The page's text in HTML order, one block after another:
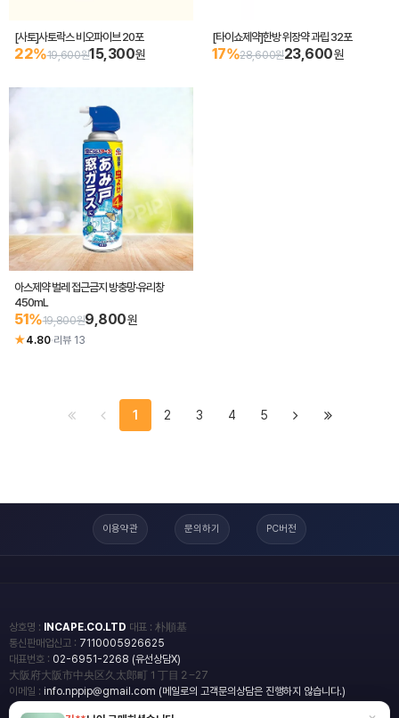
[사토]사토락스 비오파이브 20포
22%19,600원15,300원
[타이쇼제약]한방 위장약 과립 32포
17%28,600원23,600원
아스제약 벌레 접근금지 방충망·유리창
450mL
51%19,800원9,800원
★4.80·리뷰 13
1 2 3 4 5
이용약관 문의하기 PC버전
상호명 : INCAPE.CO.LTD 대표 : 朴順基
통신판매업신고 : 7110005926625
대표번호 : 02-6951-2268 (유선상담X)
大阪府大阪市中央区久太郎町１丁目２−27
이메일 : info.nppip@gmail.com (메일로의 고객문의상담은 진행하지 않습니다.)